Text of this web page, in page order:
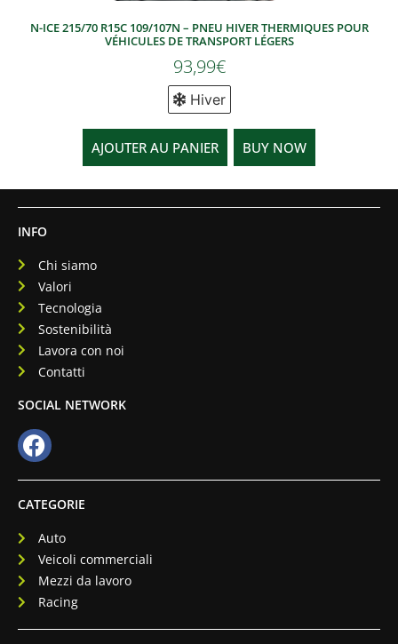
N-ICE 215/70 R15C 109/107N – PNEU HIVER THERMIQUES POUR
VÉHICULES DE TRANSPORT LÉGERS
93,99€
Hiver
AJOUTER AU PANIER BUY NOW
CATEGORIE
Auto
Veicoli commerciali
Mezzi da lavoro
Racing
INFO
Chi siamo
Valori
Tecnologia
Sostenibilità
Lavora con noi
Contatti
SOCIAL NETWORK